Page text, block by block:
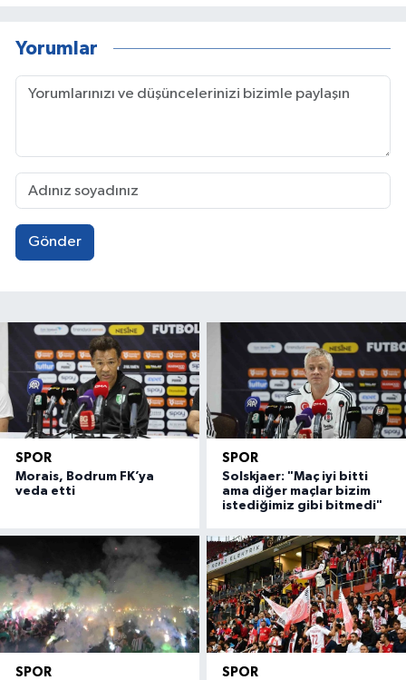
Yorumlar
Gönder
SPOR
Morais, Bodrum FK’ya
veda etti
SPOR
Solskjaer: "Maç iyi bitti
ama diğer maçlar bizim
istediğimiz gibi bitmedi"
SPOR SPOR